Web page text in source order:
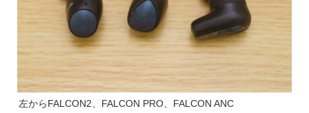
左からFALCON2、FALCON PRO、FALCON ANC